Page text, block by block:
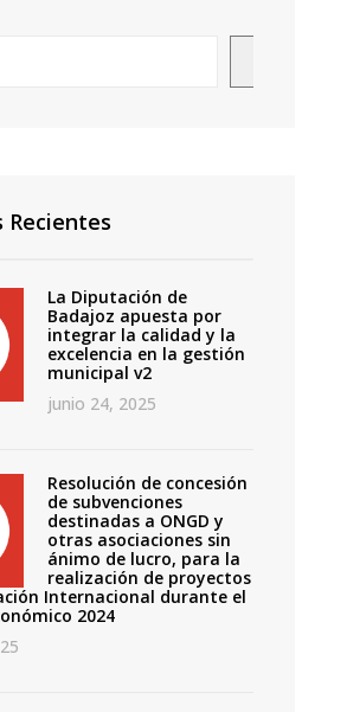
Recientes
La Diputación de
Badajoz apuesta por
integrar la calidad y la
excelencia en la gestión
municipal v2
junio 24, 2025
Resolución de concesión
de subvenciones
destinadas a ONGD y
otras asociaciones sin
ánimo de lucro, para la
realización de proyectos
Internacional durante el
2024